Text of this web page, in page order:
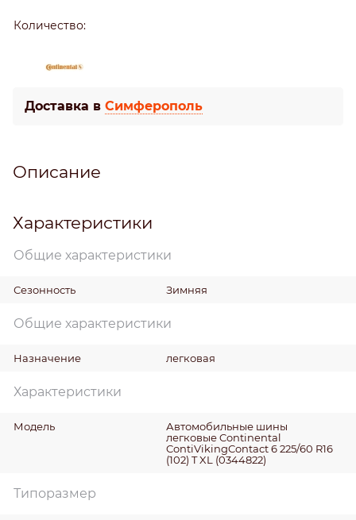
Количество:
Доставка в Симферополь
Описание
Характеристики
Общие характеристики
Сезонность Зимняя
Общие характеристики
Назначение легковая
Характеристики
Модель
Автомобильные шины
легковые Continental
ContiVikingContact 6 225/60 R16
(102) T XL (0344822)
Типоразмер